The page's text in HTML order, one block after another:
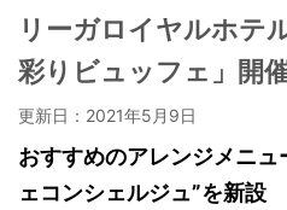
リーガロイヤルホテ
彩りビュッフェ」開
更新日： 2021年5月9日
おすすめのアレンジメニュ
ェコンシェルジュ”を新設